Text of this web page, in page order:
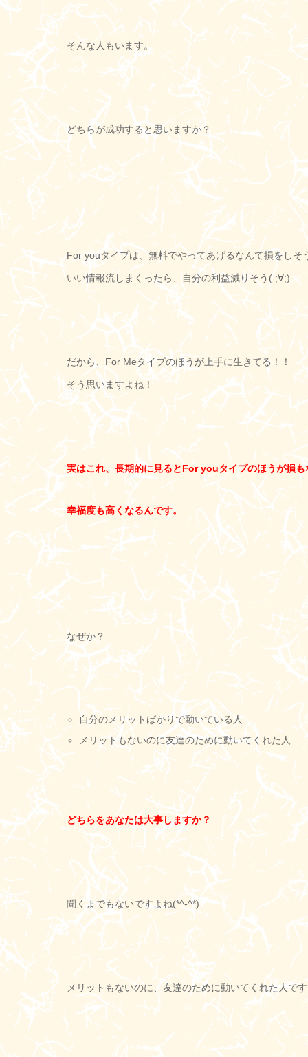
そんな人もいます。
どちらが成功すると思いますか？
For youタイプは、無料でやってあげるなんて損をしそ
いい情報流しまくったら、自分の利益減りそう( ;∀;)
だから、For Meタイプのほうが上手に生きてる！！
そう思いますよね！
実はこれ、長期的に見るとFor youタイプのほうが損も
幸福度も高くなるんです。
なぜか？
自分のメリットばかりで動いている人
メリットもないのに友達のために動いてくれた人
どちらをあなたは大事しますか？
聞くまでもないですよね(*^-^*)
メリットもないのに、友達のために動いてくれた人で